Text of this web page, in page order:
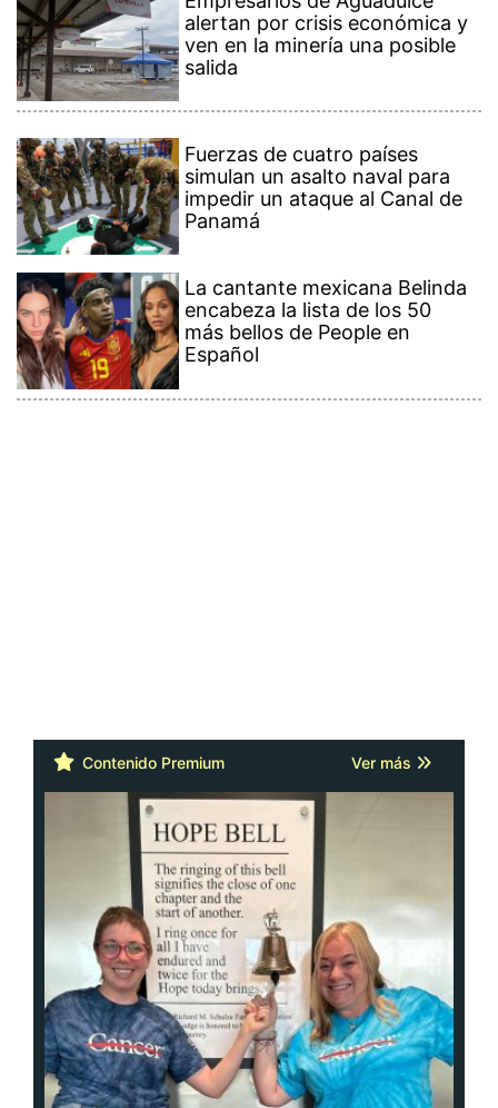
alertan por crisis económica y
ven en la minería una posible
salida
Fuerzas de cuatro países
simulan un asalto naval para
impedir un ataque al Canal de
Panamá
La cantante mexicana Belinda
encabeza la lista de los 50
más bellos de People en
Español
Contenido Premium Ver más